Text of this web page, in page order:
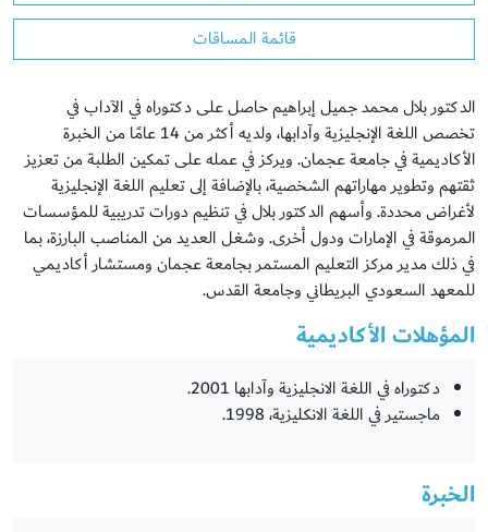
قائمة المساقات
الدكتور بلال محمد جميل إبراهيم حاصل على دكتوراه في الآداب في
تخصص اللغة الإنجليزية وآدابها، ولديه أكثر من 14 عامًا من الخبرة
الأكاديمية في جامعة عجمان. ويركز في عمله على تمكين الطلبة من تعزيز
ثقتهم وتطوير مهاراتهم الشخصية، بالإضافة إلى تعليم اللغة الإنجليزية
لأغراض محددة. وأسهم الدكتور بلال في تنظيم دورات تدريبية للمؤسسات
المرموقة في الإمارات ودول أخرى. وشغل العديد من المناصب البارزة، بما
في ذلك مدير مركز التعليم المستمر بجامعة عجمان ومستشار أكاديمي
للمعهد السعودي البريطاني وجامعة القدس.
المؤهلات الأكاديمية
دكتوراه في اللغة الانجليزية وآدابها 2001.
ماجستير في اللغة الانكليزية، 1998.
الخبرة